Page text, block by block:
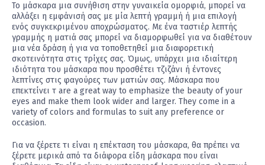
Το μάσκαρα μια συνήθιση στην γυναικεία ομορφιά, μπορεί να
αλλάξει η εμφάνισή σας με μία λεπτή γραμμή ή μια επιλογή
ενός συγκεκριμένου αποχρώσματος. Με ένα ταστιέρ λεπτής
γραμμής η ματιά σας μπορεί να διαμορφωθεί για να διαθέτουν
μια νέα δράση ή για να τοποθετηθεί μια διαφορετική
σκοτεινότητα στις τρίχες σας. Όμως, υπάρχει μια ιδιαίτερη
ιδιότητα του μάσκαρα που προσθέτει τζιζάνι ή έντονες
λεπτίνες στις φαγούρες των ματιών σας. Μάσκαρα που
επεκτείνει τ are a great way to emphasize the beauty of your
eyes and make them look wider and larger. They come in a
variety of colors and formulas to suit any preference or
occasion.
Για να ξέρετε τι είναι η επέκταση του μάσκαρα, θα πρέπει να
ξέρετε μερικά από τα διάφορα είδη μάσκαρα που είναι